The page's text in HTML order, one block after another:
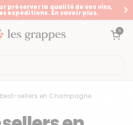
préserver la qualité de vos vins,
expéditions. En savoir plus.
Ouvrir le panier
0
best-sellers en Champagne